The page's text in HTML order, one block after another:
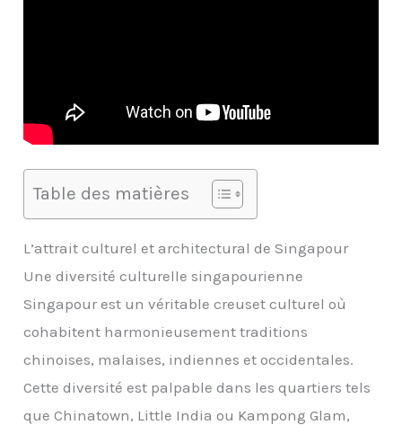
Table des matières
L’attrait culturel et architectural de Singapour
Une diversité culturelle singapourienne
Singapour est un véritable creuset culturel où
cohabitent harmonieusement traditions
chinoises, malaises, indiennes et occidentales.
Cette diversité est palpable dans les quartiers tels
que Chinatown, Little India ou Kampong Glam,